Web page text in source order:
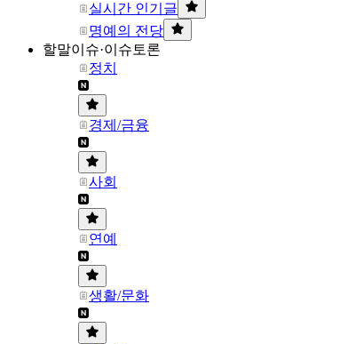
실시간 인기글
명예의 전당
할말이슈·이슈토론
정치
경제/금융
사회
연예
생활/문화